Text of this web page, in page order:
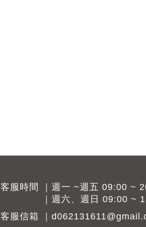
客服時間 ｜週一 ~週五 09:00 ~
｜週六、週日 09:00 ~
客服信箱 ｜